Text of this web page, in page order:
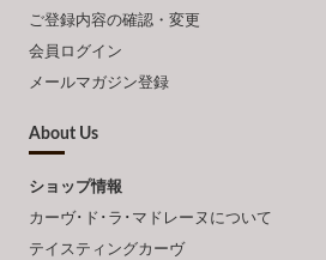
ご登録内容の確認・変更
会員ログイン
メールマガジン登録
About Us
ショップ情報
カーヴ･ド･ラ･マドレーヌについて
テイスティングカーヴ